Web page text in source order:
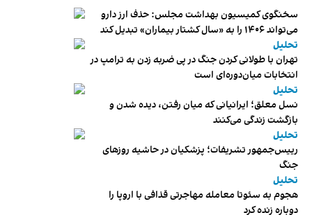
سخنگوی کمیسیون بهداشت مجلس: حذف ارز دارو
می‌تواند ۱۴۰۶ را به «سال کشتار بیماران» تبدیل کند
تحلیل
تهران با طولانی کردن جنگ در پی ضربه زدن به ترامپ در
انتخابات میان‌دوره‌ای است
تحلیل
نسل معلق؛ ایرانیانی که میان رفتن، دیده شدن و
بازگشت زندگی می‌کنند
تحلیل
رییس‌جمهور تشریفات؛ پزشکیان در حاشیه روزهای
جنگ
تحلیل
هجوم به سئوتا معامله مهاجرتی قذافی با اروپا را
دوباره زنده کرد